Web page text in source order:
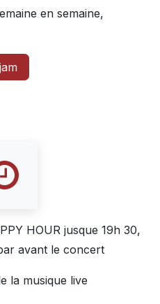
en semaine,
HOUR jusque 19h 30,
avant le concert
la musique live